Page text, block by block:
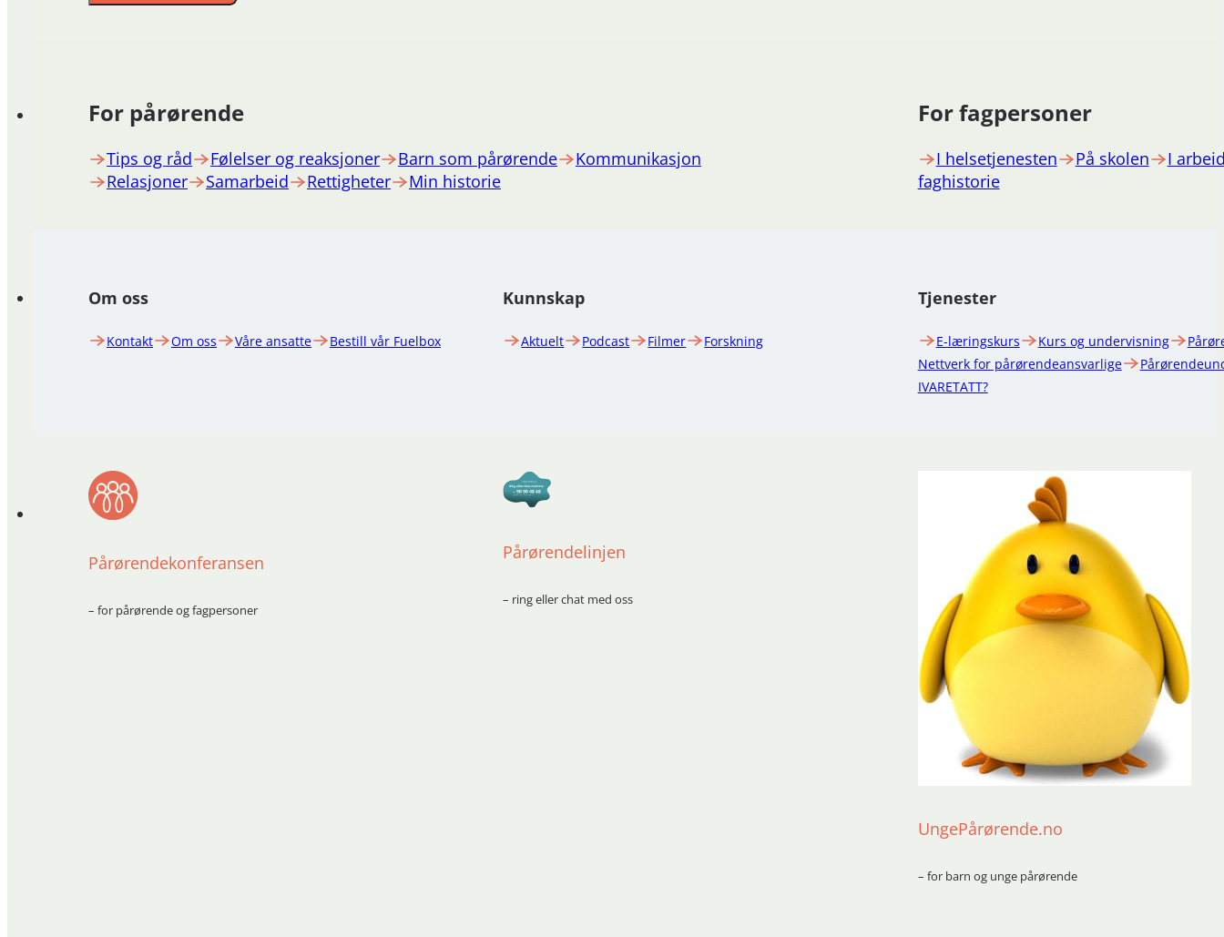
For pårørende
Tips og råd Følelser og reaksjoner Barn som pårørende
Kommunikasjon
Relasjoner
Samarbeid Rettigheter Min historie
For fagpersoner
I helsetjenesten På skolen
I
faghistorie
Om oss
Kontakt Om oss Våre ansatte Bestill vår Fuelbox
Kunnskap
Aktuelt Podcast Filmer Forskning
Tjenester
E-læringskurs Kurs og undervisning
Nettverk for pårørendeansvarlige
IVARETATT?
Pårørendekonferansen
– for pårørende og fagpersoner
Pårørendelinjen
– ring eller chat med oss
UngePårørende.no
– for barn og unge pårørende